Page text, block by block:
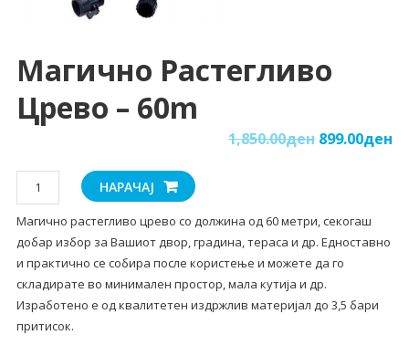
Магично Растегливо
Црево – 60m
1,850.00ден 899.00ден
Магично
растегливо
црево
-
60m
количина
НАРАЧАЈ
Магично растегливо црево со должина од 60 метри, секогаш
добар избор за Вашиот двор, градина, тераса и др. Едноставно
и практично се собира после користење и можете да го
складирате во минимален простор, мала кутија и др.
Изработено е од квалитетен издржлив материјал до 3,5 бари
притисок.